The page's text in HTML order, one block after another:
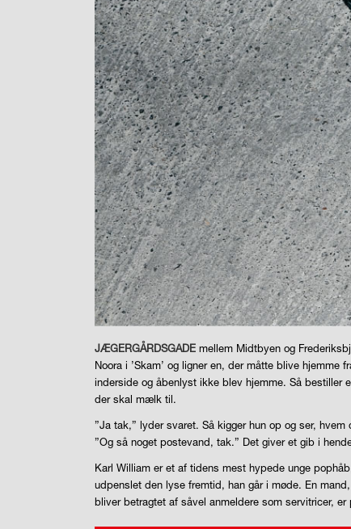
JÆGERGÅRDSGADE mellem Midtbyen og
Noora i ’Skam’ og ligner en, der måtte blive
inderside og åbenlyst ikke blev hjemme. Så bestiller
der skal mælk til.
”Ja tak,” lyder svaret. Så kigger hun op og ser,
”Og så noget postevand, tak.” Det giver et gib i
Karl William er et af tidens mest hypede unge
udpenslet den lyse fremtid, han går i møde. En
bliver betragtet af såvel anmeldere som servitricer, er